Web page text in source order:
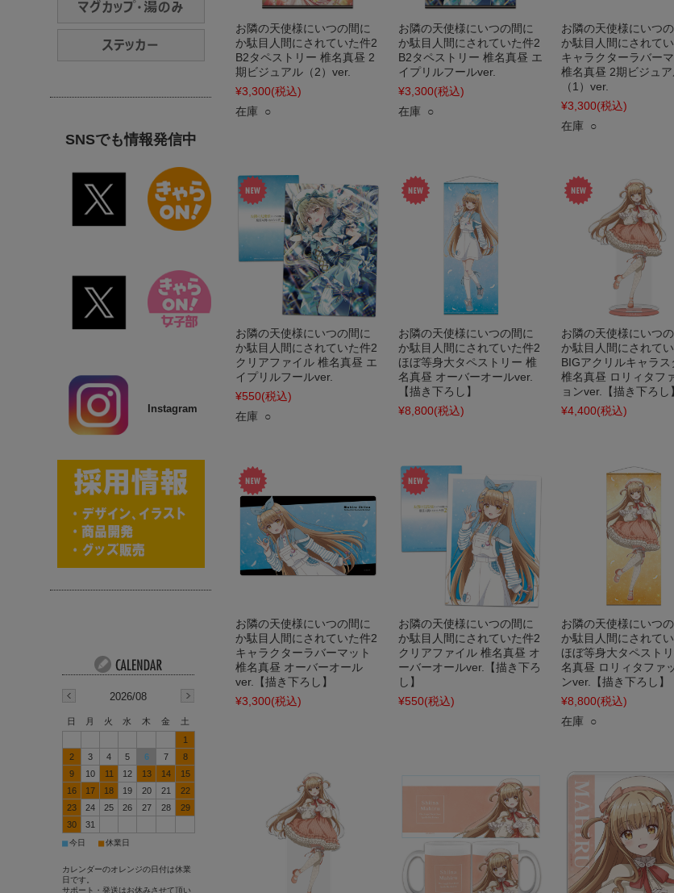
お隣の天使様にいつの間に
か駄目人間にされていた件2
B2タペストリー 椎名真昼 2
期ビジュアル（2）ver.
¥3,300(税込)
在庫 ○
お隣の天使様にいつの間に
か駄目人間にされていた件2
B2タペストリー 椎名真昼 エ
イプリルフールver.
¥3,300(税込)
在庫 ○
お隣の天使様にいつ
か駄目人間にされて
キャラクターラバー
椎名真昼 2期ビジュ
（1）ver.
¥3,300(税込)
在庫 ○
お隣の天使様にいつの間に
か駄目人間にされていた件2
クリアファイル 椎名真昼 エ
イプリルフールver.
¥550(税込)
在庫 ○
お隣の天使様にいつの間に
か駄目人間にされていた件2
ほぼ等身大タペストリー 椎
名真昼 オーバーオールver.
【描き下ろし】
¥8,800(税込)
お隣の天使様にいつ
か駄目人間にされて
BIGアクリルキャラス
椎名真昼 ロリィタフ
ョンver.【描き下ろし】
¥4,400(税込)
お隣の天使様にいつの間に
か駄目人間にされていた件2
キャラクターラバーマット
椎名真昼 オーバーオール
ver.【描き下ろし】
¥3,300(税込)
お隣の天使様にいつの間に
か駄目人間にされていた件2
クリアファイル 椎名真昼 オ
ーバーオールver.【描き下ろ
し】
¥550(税込)
お隣の天使様にいつ
か駄目人間にされて
ほぼ等身大タペスト
名真昼 ロリィタファ
ンver.【描き下ろし】
¥8,800(税込)
在庫 ○
SNSでも情報発信中
Instagram
2026/08
日 月 火 水 木 金
土
1
2
3 4 5 6 7
8
9
10 11 12 13 14
15
16
17 18 19 20 21
22
23
24 25 26 27 28
29
30
31
■今日 ■休業日
カレンダーのオレンジの日付は休業
日です。
サポート・発送はお休みさせて頂い